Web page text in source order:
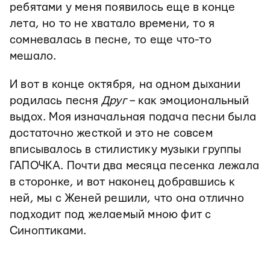
ребятами у меня появилось еще в конце
лета, но то не хватало времени, то я
сомневалась в песне, то еще что-то
мешало.
И вот в конце октября, на одном дыхании
родилась песня Друг– как эмоциональный
выдох. Моя изначальная подача песни была
достаточно жесткой и это не совсем
вписывалось в стилистику музыки группы
ГАПОЧКА. Почти два месяца песенка лежала
в сторонке, и вот наконец добравшись к
ней, мы с Женей решили, что она отлично
подходит под желаемый мною фит с
Синоптиками.